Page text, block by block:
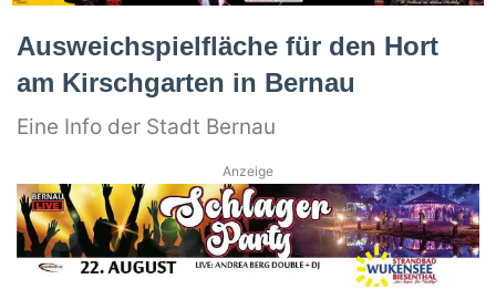
Ausweichspielfläche für den Hort
am Kirschgarten in Bernau
Eine Info der Stadt Bernau
Anzeige